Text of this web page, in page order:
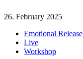
26. February 2025
Emotional Release
Live
Workshop